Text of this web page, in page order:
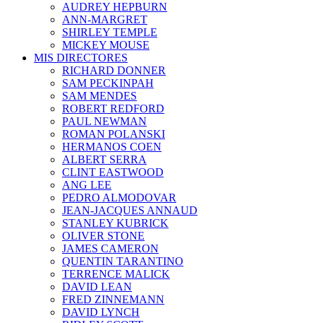
AUDREY HEPBURN
ANN-MARGRET
SHIRLEY TEMPLE
MICKEY MOUSE
MIS DIRECTORES
RICHARD DONNER
SAM PECKINPAH
SAM MENDES
ROBERT REDFORD
PAUL NEWMAN
ROMAN POLANSKI
HERMANOS COEN
ALBERT SERRA
CLINT EASTWOOD
ANG LEE
PEDRO ALMODOVAR
JEAN-JACQUES ANNAUD
STANLEY KUBRICK
OLIVER STONE
JAMES CAMERON
QUENTIN TARANTINO
TERRENCE MALICK
DAVID LEAN
FRED ZINNEMANN
DAVID LYNCH